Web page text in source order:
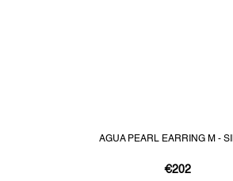
AGUA PEARL EARRING M -
€202